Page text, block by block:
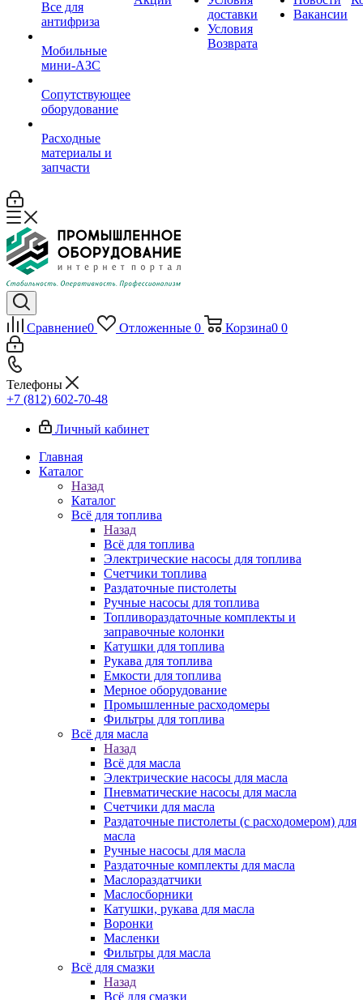
Все для
антифриза
Мобильные
мини-АЗС
Сопутствующее
оборудование
Расходные
материалы и
запчасти
доставки
Условия
Возврата
Вакансии
Сравнение0 Отложенные 0 Корзина0 0
Телефоны
+7 (812) 602-70-48
Личный кабинет
Главная
Каталог
Назад
Каталог
Всё для топлива
Назад
Всё для топлива
Электрические насосы для топлива
Счетчики топлива
Раздаточные пистолеты
Ручные насосы для топлива
Топливораздаточные комплекты и
заправочные колонки
Катушки для топлива
Рукава для топлива
Емкости для топлива
Мерное оборудование
Промышленные расходомеры
Фильтры для топлива
Всё для масла
Назад
Всё для масла
Электрические насосы для масла
Пневматические насосы для масла
Счетчики для масла
Раздаточные пистолеты (с расходомером) для
масла
Ручные насосы для масла
Раздаточные комплекты для масла
Маслораздатчики
Маслосборники
Катушки, рукава для масла
Воронки
Масленки
Фильтры для масла
Всё для смазки
Назад
Всё для смазки